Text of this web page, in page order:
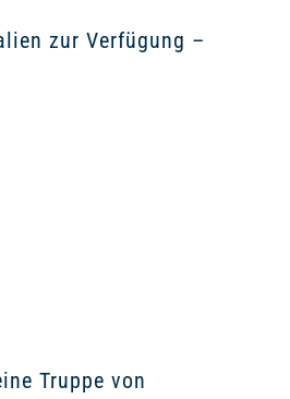
zur Verfügung –
Truppe von